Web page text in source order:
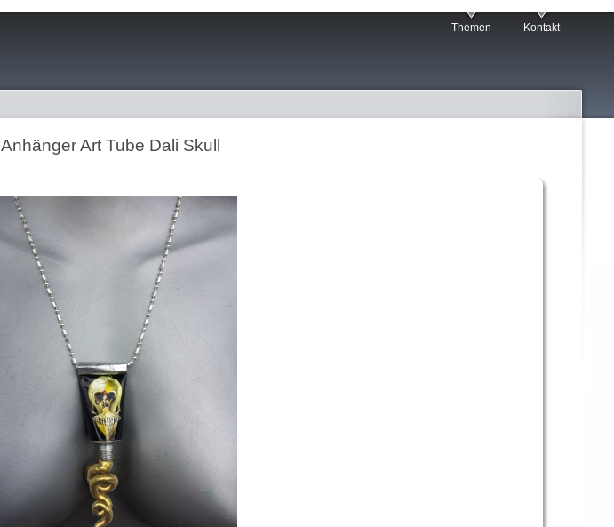
Themen Kontakt
Anhänger Art Tube Dali Skull